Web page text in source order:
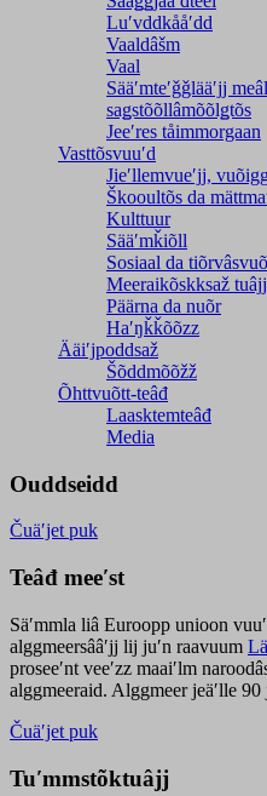
Luʹvddkååʹdd
Vaaldâšm
Vaal
Sääʹmteʹǧǧlääʹjj
saǥstõõllâmõõlǥtõs
Jeeʹres tåimmorgaan
Vasttõsvuuʹd
Jieʹllemvueʹjj,
Škooultõs da
Kulttuur
Sääʹmǩiõll
Sosiaal da
Meeraikõskksaž tuâjj
Päärna da nuõr
Haʹŋǩǩõõzz
Ääiʹjpoddsaž
Šõddmõõžž
Õhttvuõtt-teâđ
Laasktemteâđ
Media
Ouddseidd
Čuäʹjet puk
Teâđ meeʹst
Säʹmmla liâ Euroopp unioon
alggmeersââʹjj lij juʹn raavuum
proseeʹnt veeʹzz maaiʹlm
alggmeeraid. Alggmeer jeäʹlle 90
Čuäʹjet puk
Tuʹmmstõktuâjj